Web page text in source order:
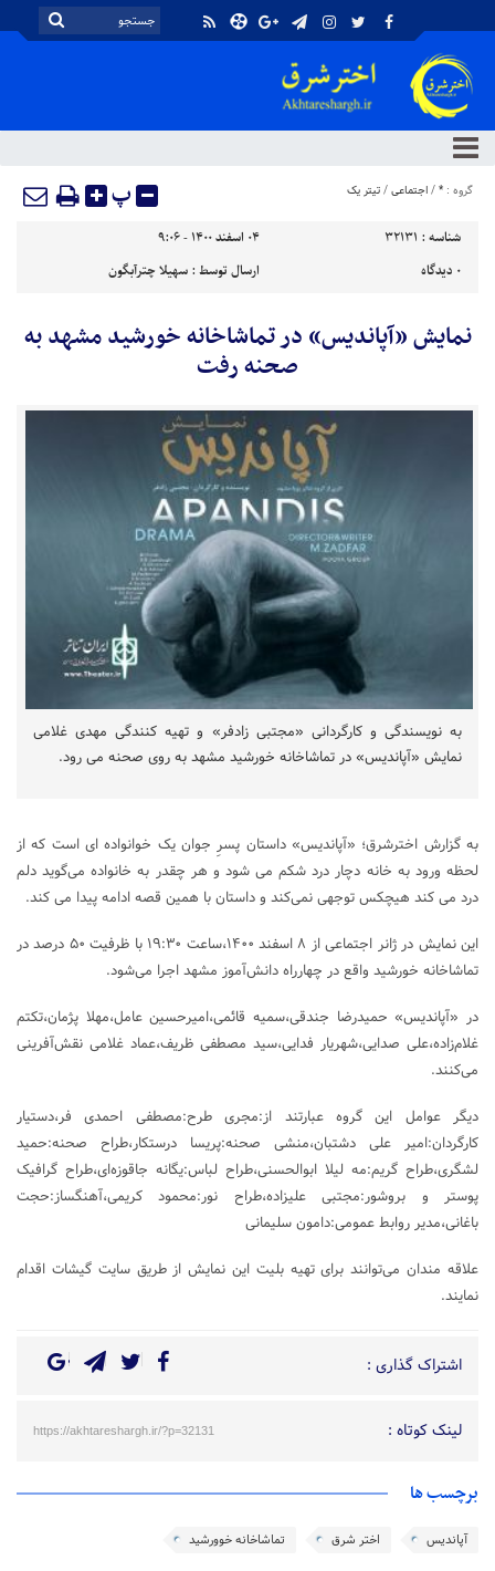
گروه : *
/اجتماعی/تیتر یک پ
شناسه : 32131
۰۴ اسفند ۱۴۰۰ - ۹:۰۶
۰ دیدگاه ارسال توسط :سهیلا چترآبگون
نمایش «آپاندیس» در تماشاخانه خورشید مشهد به
صحنه رفت
به نویسندگی و کارگردانی «مجتبی زادفر» و تهیه کنندگی مهدی غلامی
نمایش «آپاندیس» در تماشاخانه خورشید مشهد به روی صحنه می رود.
به گزارش اخترشرق؛ «آپاندیس» داستان پسرِ جوان یک خوانواده ای است که از
لحظه ورود به خانه دچار درد شکم می شود و هر چقدر به خانواده می‌گوید دلم
درد می کند هیچکس توجهی نمی‌کند و داستان با همین قصه ادامه پیدا می کند.
این نمایش در ژانر اجتماعی از ۸ اسفند ۱۴۰۰،ساعت ۱۹:۳۰ با ظرفیت ۵۰ درصد در
تماشاخانه خورشید واقع در چهارراه دانش‌آموز مشهد اجرا می‌شود.
در «آپاندیس» حمیدرضا جندقی،سمیه قائمی،امیرحسین عامل،مهلا پژمان،تکتم
غلام‌زاده،علی صدایی،شهریار فدایی،سید مصطفی ظریف،عماد غلامی نقش‌آفرینی
می‌کنند.
دیگر عوامل این گروه عبارتند از:مجری طرح:مصطفی احمدی فر،دستیار
کارگردان:امیر علی دشتبان،منشی صحنه:پریسا درستکار،طراح صحنه:حمید
لشگری،طراح گریم:مه لیلا ابوالحسنی،طراح لباس:یگانه جاقوزه‌ای،طراح گرافیک
پوستر و بروشور:مجتبی علیزاده،طراح نور:محمود کریمی،آهنگساز:حجت
باغانی،مدیر روابط عمومی:دامون سلیمانی
علاقه مندان می‌توانند برای تهیه بلیت این نمایش از طریق سایت گیشات اقدام
نمایند.
اشتراک گذاری :
لینک کوتاه : https://akhtareshargh.ir/?p=32131
برچسب ها
آپاندیس اختر شرق تماشاخانه خوورشید